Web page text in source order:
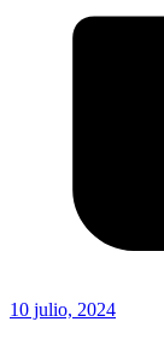
10 julio, 2024